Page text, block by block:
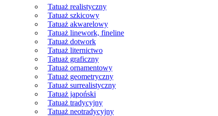
menu
Tatuaż realistyczny
Tatuaż szkicowy
Tatuaż akwarelowy
Tatuaż linework, fineline
Tatuaż dotwork
Tatuaż liternictwo
Tatuaż graficzny
Tatuaż ornamentowy
Tatuaż geometryczny
Tatuaż surrealistyczny
Tatuaż japoński
Tatuaż tradycyjny
Tatuaż neotradycyjny